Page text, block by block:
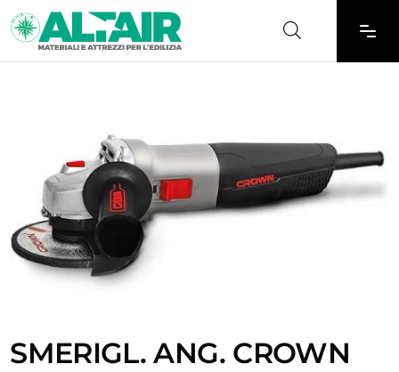
SMERIGL. ANG. CROWN